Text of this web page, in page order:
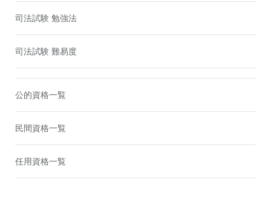
司法試験 勉強法
司法試験 難易度
公的資格一覧
民間資格一覧
任用資格一覧